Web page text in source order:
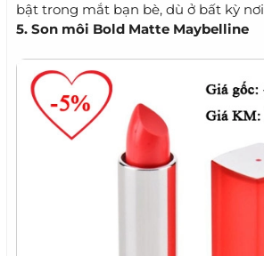
bật trong mắt bạn bè, dù ở bất kỳ
5. Son môi Bold Matte Maybelline